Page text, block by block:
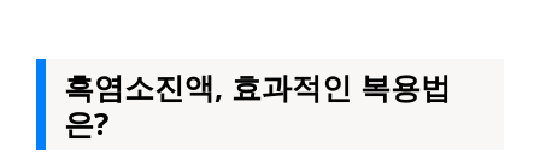
흑염소진액, 효과적인 복용법
은?